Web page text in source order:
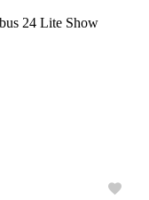
24 Lite Show